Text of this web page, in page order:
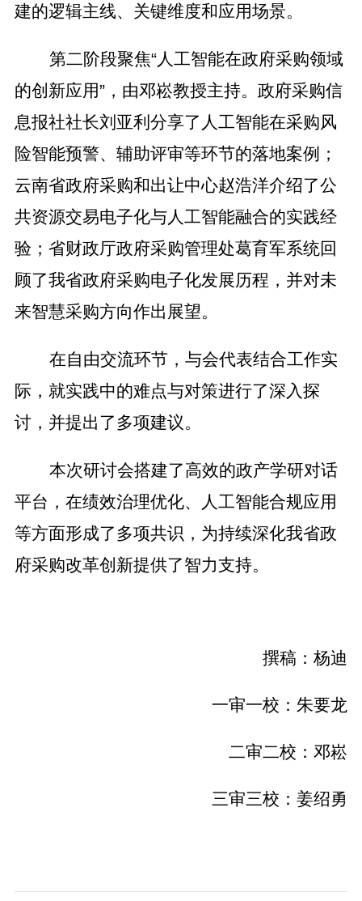
建的逻辑主线、关键维度和应用场景。
第二阶段聚焦“人工智能在政府采购领域
的创新应用”，由邓崧教授主持。政府采购信
息报社社长刘亚利分享了人工智能在采购风
险智能预警、辅助评审等环节的落地案例；
云南省政府采购和出让中心赵浩洋介绍了公
共资源交易电子化与人工智能融合的实践经
验 ；省财政厅政府采购管理处葛育军系统回
顾了我省政府采购电子化发展历程，并对未
来智慧采购方向作出展望。
在自由交流环节，与会代表结合工作实
际， 就实践中的难点与对策进行了深入探
讨，并提出了多项建议。
本次研讨会搭建了高效的政产学研对话
平台，在绩效治理优化、人工智能合规应用
等方面形成了多项共识，为持续深化我省政
府采购改革创新提供了智力支持。
撰稿：杨迪
一审一校：朱要龙
二审二校：邓崧
三审三校：姜绍勇